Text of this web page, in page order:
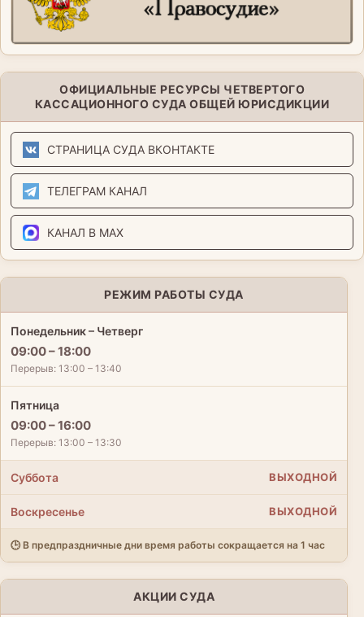
ОФИЦИАЛЬНЫЕ РЕСУРСЫ ЧЕТВЕРТОГО
КАССАЦИОННОГО СУДА ОБЩЕЙ ЮРИСДИКЦИИ
СТРАНИЦА СУДА ВКОНТАКТЕ
ТЕЛЕГРАМ КАНАЛ
КАНАЛ В MAX
РЕЖИМ РАБОТЫ СУДА
Понедельник – Четверг
09:00 – 18:00
Перерыв: 13:00 – 13:40
Пятница
09:00 – 16:00
Перерыв: 13:00 – 13:30
Суббота ВЫХОДНОЙ
Воскресенье ВЫХОДНОЙ
🕒 В предпраздничные дни время работы сокращается на 1 час
АКЦИИ СУДА